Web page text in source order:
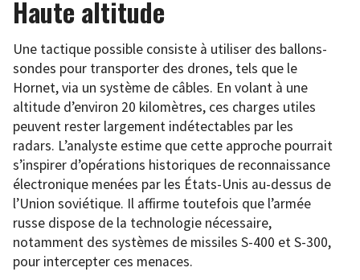
Haute altitude
Une tactique possible consiste à utiliser des ballons-
sondes pour transporter des drones, tels que le
Hornet, via un système de câbles. En volant à une
altitude d’environ 20 kilomètres, ces charges utiles
peuvent rester largement indétectables par les
radars. L’analyste estime que cette approche pourrait
s’inspirer d’opérations historiques de reconnaissance
électronique menées par les États-Unis au-dessus de
l’Union soviétique. Il affirme toutefois que l’armée
russe dispose de la technologie nécessaire,
notamment des systèmes de missiles S-400 et S-300,
pour intercepter ces menaces.